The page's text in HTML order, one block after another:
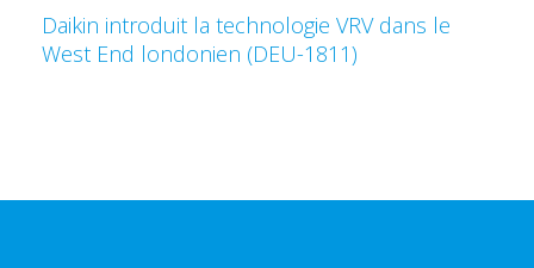
Daikin introduit la technologie VRV dans le
West End londonien (DEU-1811)